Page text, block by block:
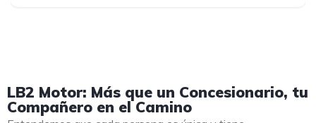
LB2 Motor: Más que un Concesionario, tu
Compañero en el Camino